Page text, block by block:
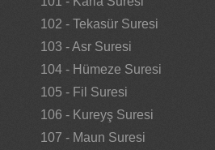
102 - Tekasür Suresi
103 - Asr Suresi
104 - Hümeze Suresi
105 - Fil Suresi
106 - Kureyş Suresi
107 - Maun Suresi